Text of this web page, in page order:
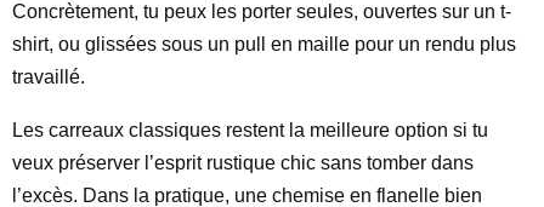
Concrètement, tu peux les porter seules, ouvertes sur un t-
shirt, ou glissées sous un pull en maille pour un rendu plus
travaillé.
Les carreaux classiques restent la meilleure option si tu
veux préserver l’esprit rustique chic sans tomber dans
l’excès. Dans la pratique, une chemise en flanelle bien